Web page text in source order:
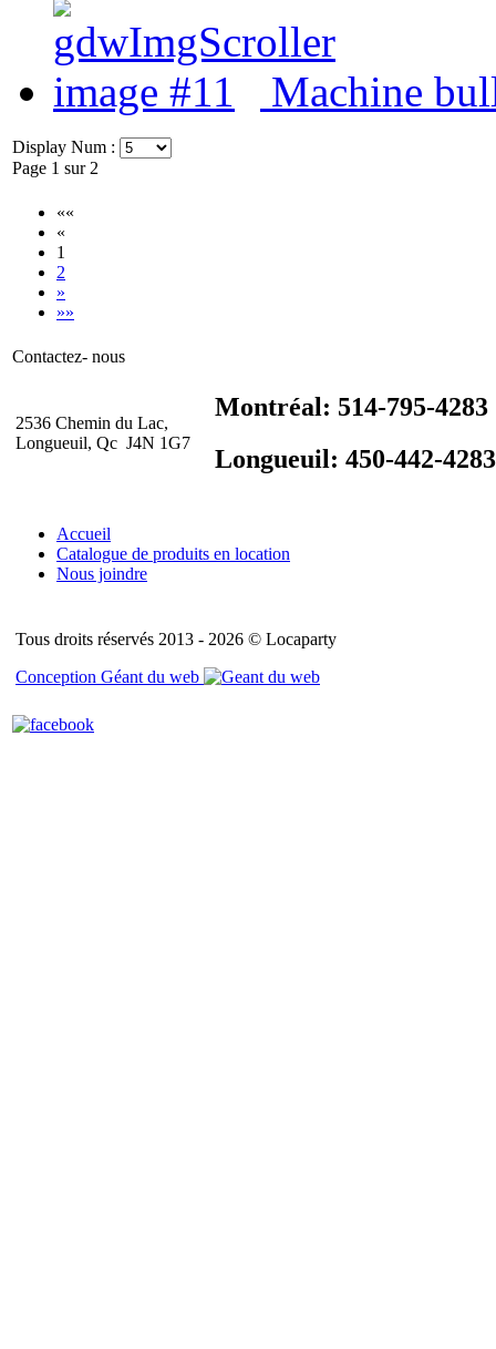
Machine
Display Num :
Page 1 sur 2
««
«
1
2
»
»»
Contactez- nous
2536 Chemin du Lac,
Longueuil, Qc J4N 1G7
Montréal: 514-795-4283
Longueuil: 450-442-4283
Accueil
Catalogue de produits en location
Nous joindre
Tous droits réservés 2013 - 2026 © Locaparty
Conception Géant du web